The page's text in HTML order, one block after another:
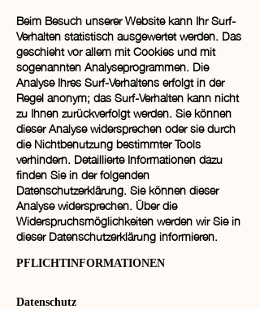
Beim Besuch unserer Website kann Ihr Surf-
Verhalten statistisch ausgewertet werden. Das
geschieht vor allem mit Cookies und mit
sogenannten Analyseprogrammen. Die
Analyse Ihres Surf-Verhaltens erfolgt in der
Regel anonym; das Surf-Verhalten kann nicht
zu Ihnen zurückverfolgt werden. Sie können
dieser Analyse widersprechen oder sie durch
die Nichtbenutzung bestimmter Tools
verhindern. Detaillierte Informationen dazu
finden Sie in der folgenden
Datenschutzerklärung. Sie können dieser
Analyse widersprechen. Über die
Widerspruchsmöglichkeiten werden wir Sie in
dieser Datenschutzerklärung informieren.
PFLICHTINFORMATIONEN
Datenschutz